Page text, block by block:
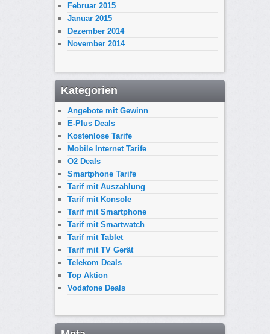
Februar 2015
Januar 2015
Dezember 2014
November 2014
Kategorien
Angebote mit Gewinn
E-Plus Deals
Kostenlose Tarife
Mobile Internet Tarife
O2 Deals
Smartphone Tarife
Tarif mit Auszahlung
Tarif mit Konsole
Tarif mit Smartphone
Tarif mit Smartwatch
Tarif mit Tablet
Tarif mit TV Gerät
Telekom Deals
Top Aktion
Vodafone Deals